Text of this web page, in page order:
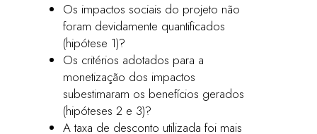
Os impactos sociais do projeto não
foram devidamente quantificados
(hipótese 1)?
Os critérios adotados para a
monetização dos impactos
subestimaram os benefícios gerados
(hipóteses 2 e 3)?
A taxa de desconto utilizada foi mais